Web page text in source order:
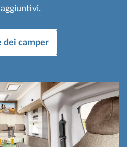
dei camper